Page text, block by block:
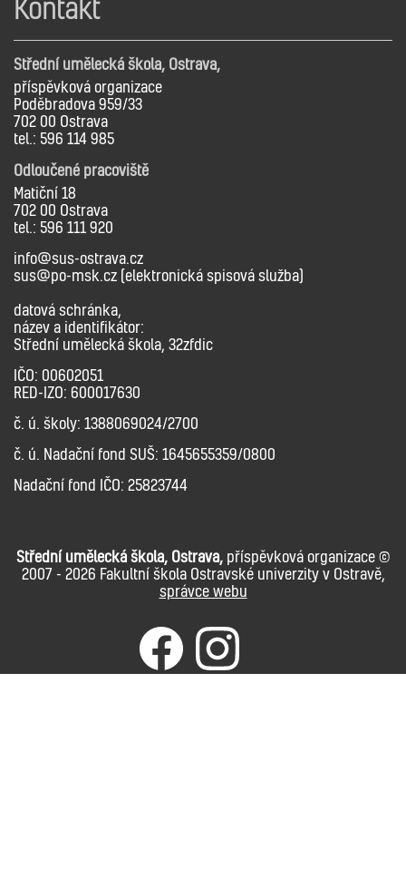
Kontakt
Střední umělecká škola, Ostrava,
příspěvková organizace
Poděbradova 959/33
702 00 Ostrava
tel.: 596 114 985
Odloučené pracoviště
Matiční 18
702 00 Ostrava
tel.: 596 111 920
info@sus-ostrava.cz
sus@po-msk.cz (elektronická spisová služba)
datová schránka,
název a identifikátor:
Střední umělecká škola, 32zfdic
IČO: 00602051
RED-IZO: 600017630
č. ú. školy: 1388069024/2700
č. ú. Nadační fond SUŠ: 1645655359/0800
Nadační fond IČO: 25823744
Střední umělecká škola, Ostrava, příspěvková organizace ©
2007 - 2026 Fakultní škola Ostravské univerzity v Ostravě,
správce webu